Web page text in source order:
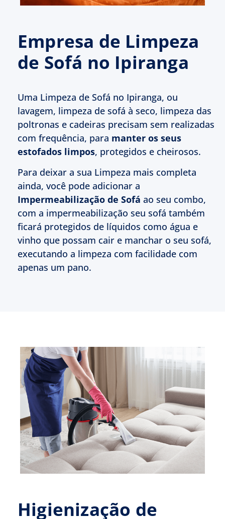
Empresa de Limpeza
de Sofá no Ipiranga
Uma Limpeza de Sofá no Ipiranga, ou
lavagem, limpeza de sofá à seco, limpeza das
poltronas e cadeiras precisam sem realizadas
com frequência, para manter os seus
estofados limpos, protegidos e cheirosos.
Para deixar a sua Limpeza mais completa
ainda, você pode adicionar a
Impermeabilização de Sofá ao seu combo,
com a impermeabilização seu sofá também
ficará protegidos de líquidos como água e
vinho que possam cair e manchar o seu sofá,
executando a limpeza com facilidade com
apenas um pano.
Higienização de